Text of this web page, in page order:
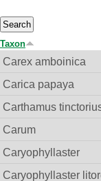
Taxon
Carex amboinica
Carica papaya
Carthamus
Carum
Caryophyllaster
Caryophyllaster